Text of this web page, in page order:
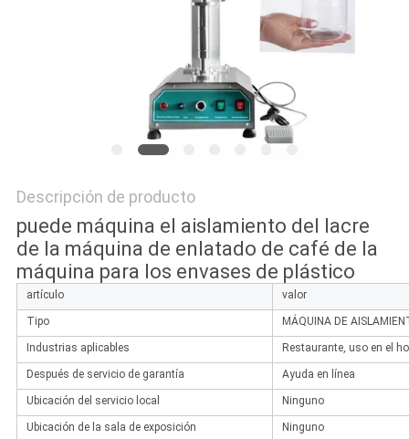
Descripción de producto
puede máquina el aislamiento del lacre
de la máquina de enlatado de café de la
máquina para los envases de plástico
artículo valor
Tipo MÁQUINA DE
Industrias aplicables Restaurante, uso en el
Después de servicio de garantía Ayuda en línea
Ubicación del servicio local Ninguno
Ubicación de la sala de exposición Ninguno